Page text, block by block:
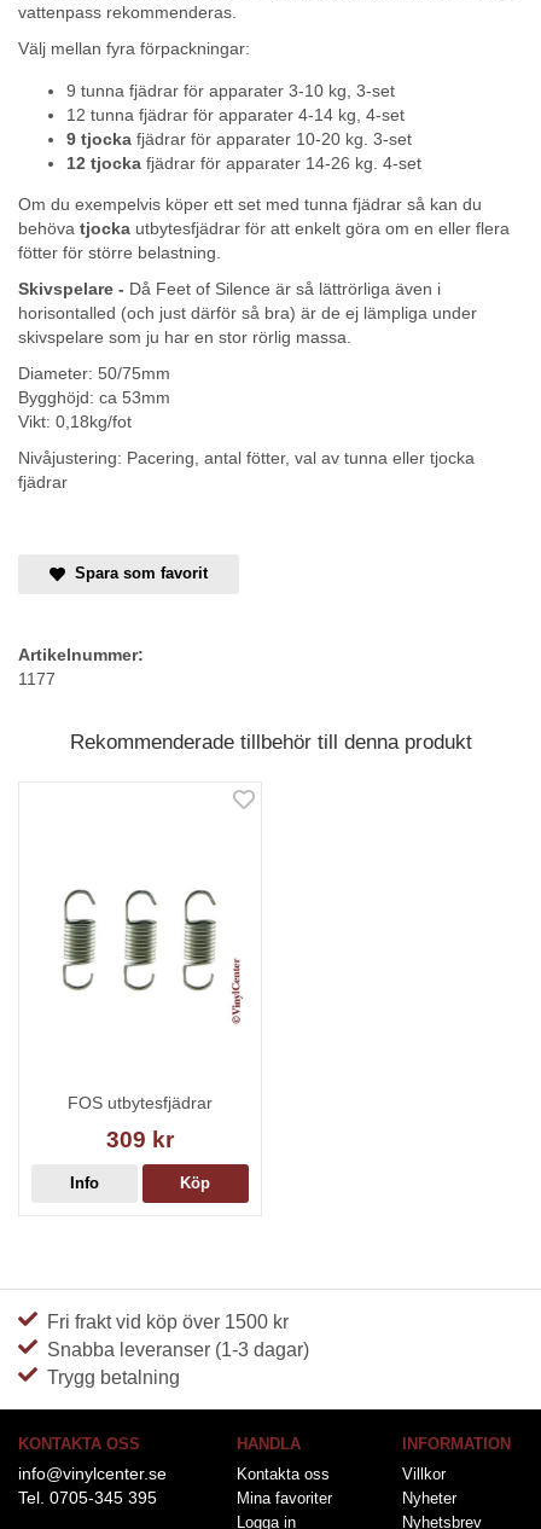
vattenpass rekommenderas.
Välj mellan fyra förpackningar:
9 tunna fjädrar för apparater 3-10 kg, 3-set
12 tunna fjädrar för apparater 4-14 kg, 4-set
9 tjocka fjädrar för apparater 10-20 kg. 3-set
12 tjocka fjädrar för apparater 14-26 kg. 4-set
Om du exempelvis köper ett set med tunna fjädrar så kan du
behöva tjocka utbytesfjädrar för att enkelt göra om en eller flera
fötter för större belastning.
Skivspelare - Då Feet of Silence är så lättrörliga även i
horisontalled (och just därför så bra) är de ej lämpliga under
skivspelare som ju har en stor rörlig massa.
Diameter: 50/75mm
Bygghöjd: ca 53mm
Vikt: 0,18kg/fot
Nivåjustering: Pacering, antal fötter, val av tunna eller tjocka
fjädrar
Spara som favorit
Artikelnummer:
1177
Rekommenderade tillbehör till denna produkt
FOS utbytesfjädrar
309 kr
Info Köp
Fri frakt vid köp över 1500 kr
Snabba leveranser (1-3 dagar)
Trygg betalning
KONTAKTA OSS
info@vinylcenter.se
Tel. 0705-345 395
HANDLA
Kontakta oss
Mina favoriter
Logga in
INFORMATION
Villkor
Nyheter
Nyhetsbrev